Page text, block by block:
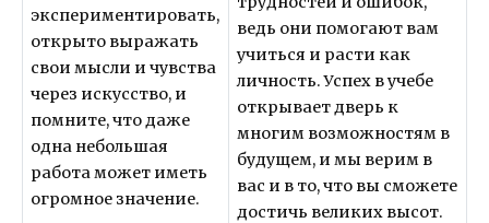
экспериментировать,
открыто выражать
свои мысли и чувства
через искусство, и
помните, что даже
одна небольшая
работа может иметь
огромное значение.
ведь они помогают вам
учиться и расти как
личность. Успех в учебе
открывает дверь к
многим возможностям в
будущем, и мы верим в
вас и в то, что вы сможете
достичь великих высот.